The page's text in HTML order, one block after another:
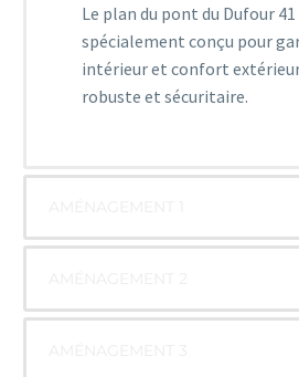
Le plan du pont du Dufour 41
spécialement conçu pour
intérieur et confort
robuste et sécuritaire.